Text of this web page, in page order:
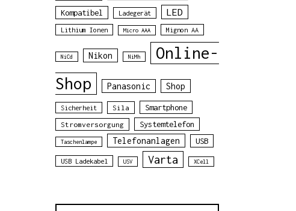
Kompatibel Ladegerät LED
Lithium Ionen Micro AAA Mignon AA
NiCd Nikon NiMh
Online-
Shop
Panasonic Shop
Sicherheit Sila Smartphone
Stromversorgung Systemtelefon
Taschenlampe Telefonanlagen USB
USB Ladekabel USV Varta XCell